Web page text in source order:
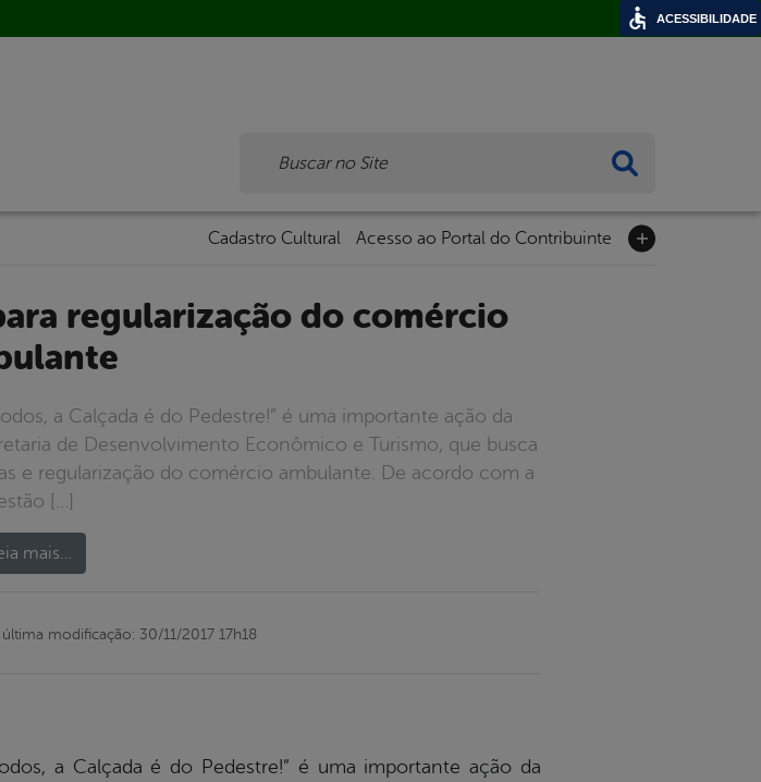
Cadastro Cultural Acesso ao Portal do Contribuinte
a Calçada é do Pedestre!” é uma importante ação da
de Desenvolvimento Econômico e Turismo, que busca
e regularização do comércio ambulante. De acordo com a
[…]
mais…
última modificação: 30/11/2017 17h18
a Calçada é do Pedestre!” é uma importante ação da
ACESSIBILIDADE